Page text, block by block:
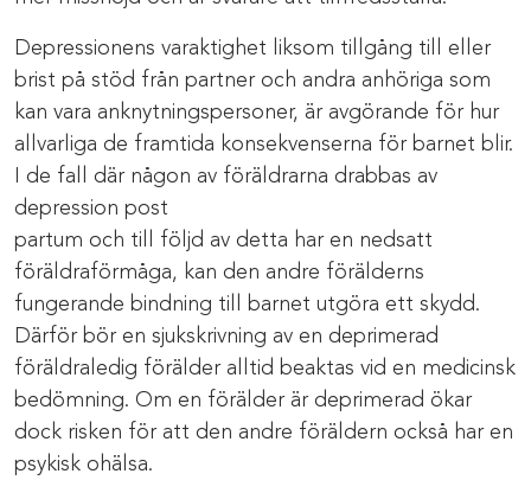
Depressionens varaktighet liksom tillgång till eller
brist på stöd från partner och andra anhöriga som
kan vara anknytningspersoner, är avgörande för hur
allvarliga de framtida konsekvenserna för barnet blir.
I de fall där någon av föräldrarna drabbas av
depression post
partum och till följd av detta har en nedsatt
föräldraförmåga, kan den andre förälderns
fungerande bindning till barnet utgöra ett skydd.
Därför bör en sjukskrivning av en deprimerad
föräldraledig förälder alltid beaktas vid en medicinsk
bedömning. Om en förälder är deprimerad ökar
dock risken för att den andre föräldern också har en
psykisk ohälsa.